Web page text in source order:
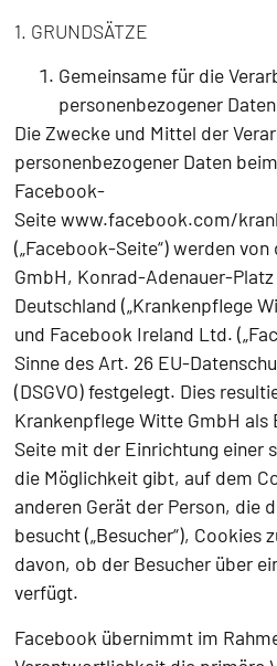
1. GRUNDSÄTZE
Gemeinsame für die
personenbezogener
Die Zwecke und Mittel der
personenbezogener Daten
Facebook-
Seite www.facebook.com/
(„Facebook-Seite“) werden
GmbH, Konrad-Adenauer-Platz
Deutschland („Krankenpflege
und Facebook Ireland Ltd.
Sinne des Art. 26 EU-
(DSGVO) festgelegt. Dies
Krankenpflege Witte GmbH
Seite mit der Einrichtung einer
die Möglichkeit gibt, auf dem
anderen Gerät der Person, die
besucht („Besucher“), Cookies
davon, ob der Besucher über
verfügt.
Facebook übernimmt im